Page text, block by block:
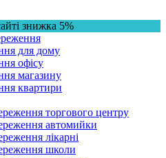
знижка 5%
для дому
офісу
магазину
квартири
торгового центру
автомийки
лікарні
школи